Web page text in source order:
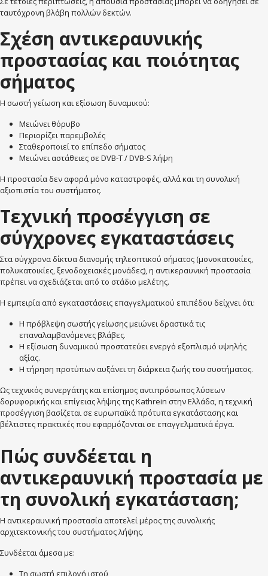
ταυτόχρονη βλάβη πολλών δεκτών.
Σχέση αντικεραυνικής
προστασίας και ποιότητας
σήματος
Η σωστή γείωση και εξίσωση δυναμικού:
Μειώνει θόρυβο
Περιορίζει παρεμβολές
Σταθεροποιεί το επίπεδο σήματος
Μειώνει αστάθειες σε DVB-T / DVB-S λήψη
Η προστασία δεν αφορά μόνο καταστροφές, αλλά και τη συνολική
αξιοπιστία του συστήματος.
Τεχνική προσέγγιση σε
σύγχρονες εγκαταστάσεις
Στα σύγχρονα δίκτυα διανομής τηλεοπτικού σήματος (μονοκατοικίες,
πολυκατοικίες, ξενοδοχειακές μονάδες), η αντικεραυνική προστασία
πρέπει να σχεδιάζεται από το στάδιο μελέτης.
Η εμπειρία από εγκαταστάσεις επαγγελματικού επιπέδου δείχνει ότι:
Η πρόβλεψη σωστής γείωσης μειώνει δραστικά τις
επαναλαμβανόμενες βλάβες.
Η εξίσωση δυναμικού προστατεύει ενεργό εξοπλισμό υψηλής
αξίας.
Η τήρηση προτύπων αυξάνει τη διάρκεια ζωής του συστήματος.
Ως τεχνικός συνεργάτης και επίσημος αντιπρόσωπος λύσεων
δορυφορικής και επίγειας λήψης της Kathrein στην Ελλάδα, η τεχνική
προσέγγιση βασίζεται σε ευρωπαϊκά πρότυπα εγκατάστασης και
βέλτιστες πρακτικές που εφαρμόζονται σε επαγγελματικά έργα.
Πώς συνδέεται η
αντικεραυνική προστασία με
τη συνολική εγκατάσταση;
Η αντικεραυνική προστασία αποτελεί μέρος της συνολικής
αρχιτεκτονικής του συστήματος λήψης.
Συνδέεται άμεσα με:
Τη σωστή επιλογή ιστού